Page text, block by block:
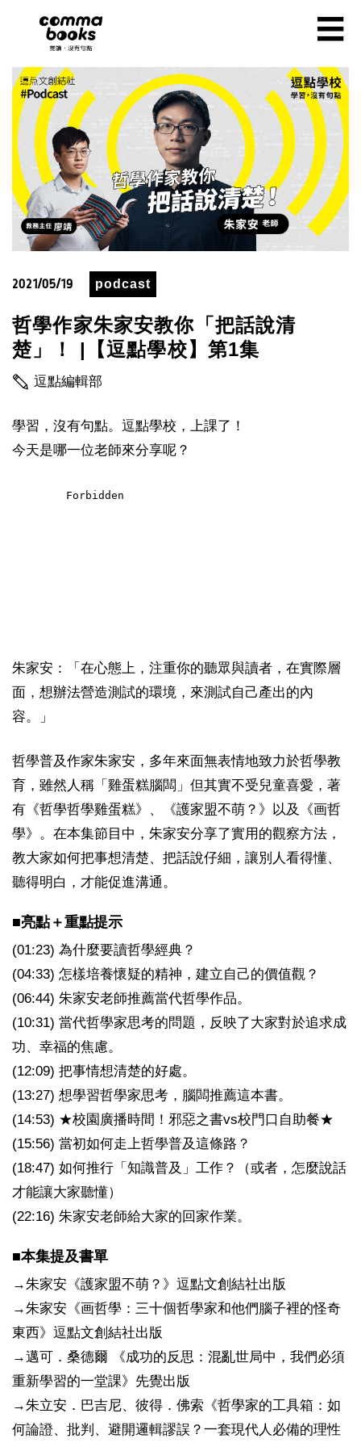
☰
2021/05/19 podcast
哲學作家朱家安教你「把話說清
楚」！ |【逗點學校】第1集
逗點編輯部
學習，沒有句點。逗點學校，上課了！
今天是哪一位老師來分享呢？
朱家安：「在心態上，注重你的聽眾與讀者，在實際層
面，想辦法營造測試的環境，來測試自己產出的內
容。」
哲學普及作家朱家安，多年來面無表情地致力於哲學教
育，雖然人稱「雞蛋糕腦闆」但其實不受兒童喜愛，著
有《哲學哲學雞蛋糕》、《護家盟不萌？》以及《画哲
學》。在本集節目中，朱家安分享了實用的觀察方法，
教大家如何把事想清楚、把話說仔細，讓別人看得懂、
聽得明白，才能促進溝通。
■亮點＋重點提示
(01:23) 為什麼要讀哲學經典？
(04:33) 怎樣培養懷疑的精神，建立自己的價值觀？
(06:44) 朱家安老師推薦當代哲學作品。
(10:31) 當代哲學家思考的問題，反映了大家對於追求成
功、幸福的焦慮。
(12:09) 把事情想清楚的好處。
(13:27) 想學習哲學家思考，腦闆推薦這本書。
(14:53) ★校園廣播時間！邪惡之書vs校門口自助餐★
(15:56) 當初如何走上哲學普及這條路？
(18:47) 如何推行「知識普及」工作？（或者，怎麼說話
才能讓大家聽懂）
(22:16) 朱家安老師給大家的回家作業。
■本集提及書單
→朱家安《護家盟不萌？》逗點文創結社出版
→朱家安《画哲學：三十個哲學家和他們腦子裡的怪奇
東西》逗點文創結社出版
→邁可．桑德爾 《成功的反思：混亂世局中，我們必須
重新學習的一堂課》先覺出版
→朱立安．巴吉尼、彼得．佛索《哲學家的工具箱：如
何論證、批判、避開邏輯謬誤？一套現代人必備的理性